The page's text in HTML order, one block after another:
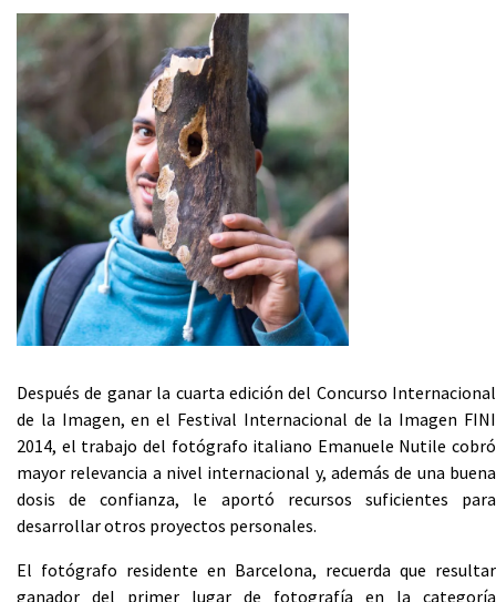
Después de ganar la cuarta edición del Concurso Internacional
de la Imagen, en el Festival Internacional de la Imagen FINI
2014, el trabajo del fotógrafo italiano Emanuele Nutile cobró
mayor relevancia a nivel internacional y, además de una buena
dosis de confianza, le aportó recursos suficientes para
desarrollar otros proyectos personales.
El fotógrafo residente en Barcelona, recuerda que resultar
ganador del primer lugar de fotografía en la categoría